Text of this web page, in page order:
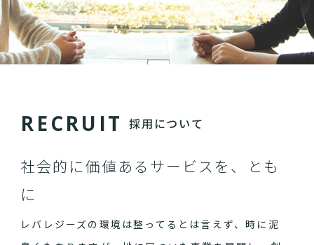
RECRU IT 採用について
社会的に価値あるサービスを、とも
に
レバレジーズの環境は整ってるとは言えず、時に泥